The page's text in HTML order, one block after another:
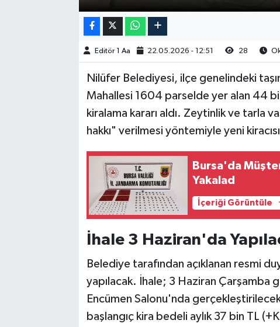
Editör 1 Aa 22.05.2026 - 12:51 28
Nilüfer Belediyesi, ilçe genelindeki
Mahallesi 1604 parselde yer alan 44
kiralama kararı aldı. Zeytinlik ve tarla
hakkı" verilmesi yöntemiyle yeni
Bursa'da
Yakalad
İçeriği Görüntüle
İhale 3 Haziran'da
Belediye tarafından açıklanan resmi
yapılacak. İhale; 3 Haziran
Encümen Salonu'nda
başlangıç kira bedeli aylık 37 bin TL